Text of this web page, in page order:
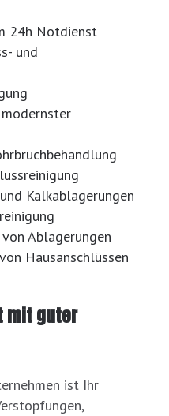
24h Notdienst
und
Kalkablagerungen
Ablagerungen
Hausanschlüssen
mit guter
ist Ihr